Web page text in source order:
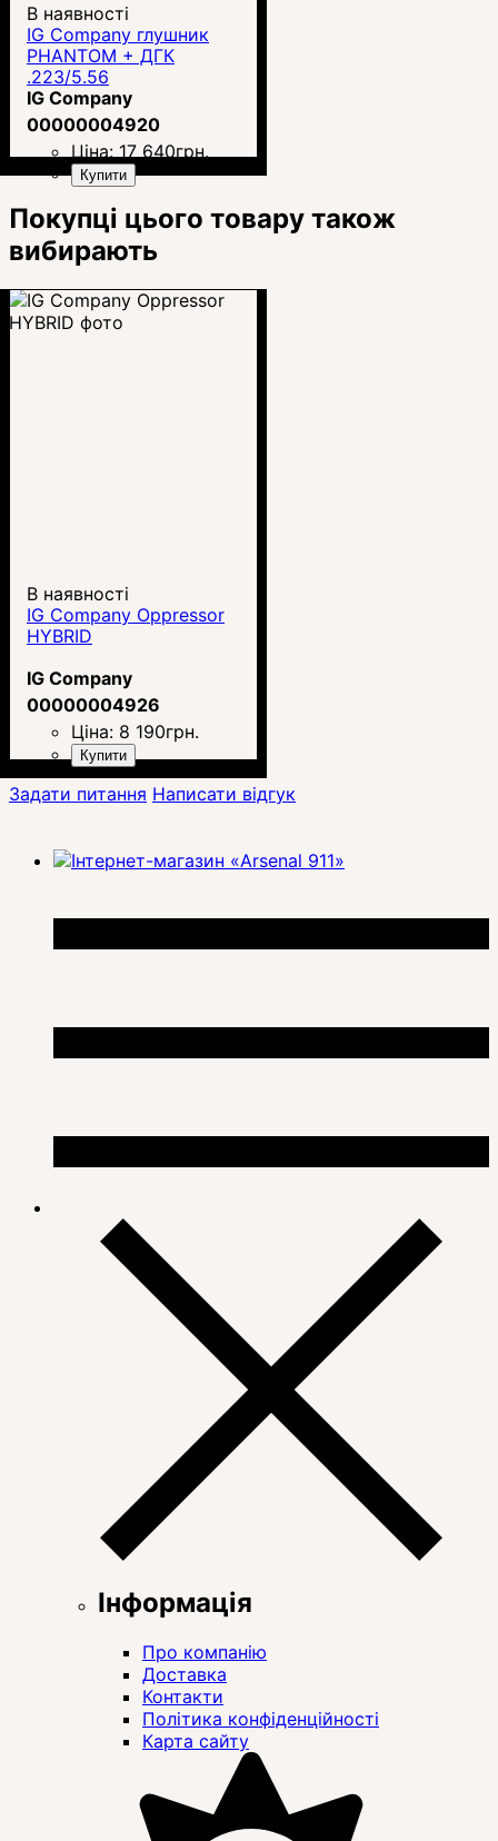
В наявності
IG Company глушник
PHANTOM + ДГК
.223/5.56
IG Company
00000004920
Ціна: 17 640грн.
Купити
Покупці цього товару також
вибирають
В наявності
IG Company Oppressor
HYBRID
IG Company
00000004926
Ціна: 8 190грн.
Купити
Задати питання Написати відгук
Інформація
Про компанію
Доставка
Контакти
Політика конфіденційності
Карта сайту